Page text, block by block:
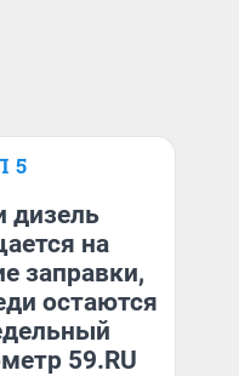
5
дизель
на
заправки,
остаются
59.RU